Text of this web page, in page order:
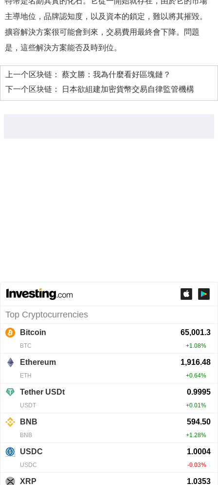
主導地位，品牌認知度，以及資本的鎖定，難以將其摧毀。
擴容解決方案很可能會到來，交易費用最終會下降。問題
是，這些解決方案能否及時到位。
上一个区块链： 蔡文勝：我為什麼看好區塊鏈？
下一个区块链：
日本欲組建加密貨幣交易自律監管機構